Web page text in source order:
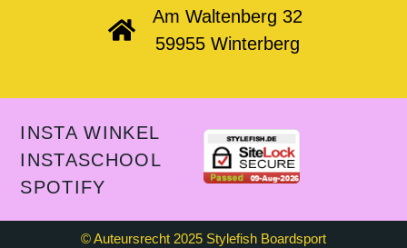
Am Waltenberg 32
59955 Winterberg
INSTA WINKEL
INSTASCHOOL
SPOTIFY
© Auteursrecht 2025 Stylefish Boardsport